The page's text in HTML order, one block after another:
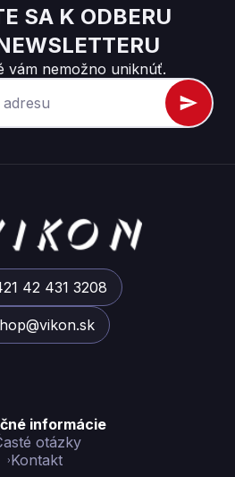
SA K ODBERU
vám nemožno uniknúť.
42 431 3208
informácie
otázky
Kontakt